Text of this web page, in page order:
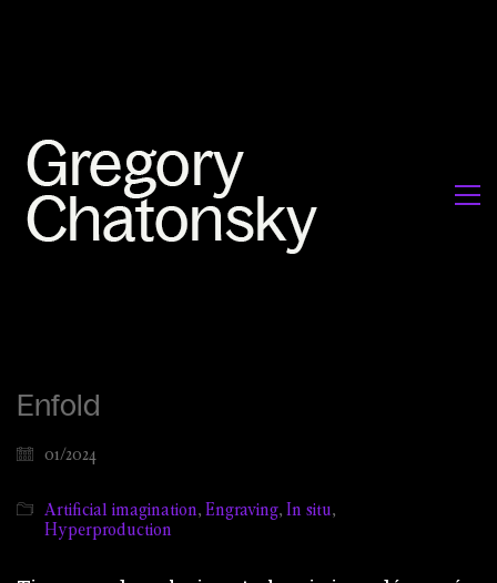
Enfold
01/2024
Artificial imagination, Engraving, In situ,
Hyperproduction